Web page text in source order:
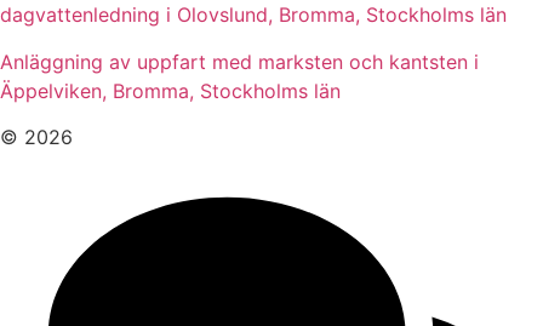
dagvattenledning i Olovslund, Bromma, Stockholms län
Anläggning av uppfart med marksten och kantsten i
Äppelviken, Bromma, Stockholms län
© 2026